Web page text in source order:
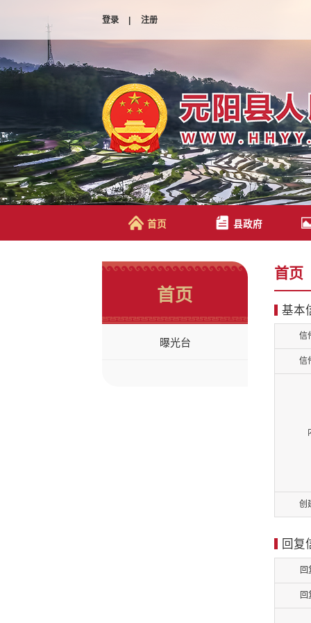
登录 | 注册
首页 县政府
首页
曝光台
首页
基本
信
信
创
回复
回
回